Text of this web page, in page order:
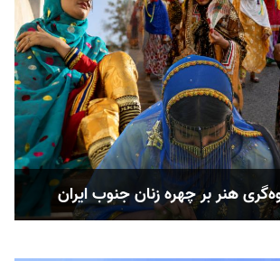
هنر بر چهره زنان جنوب ایران